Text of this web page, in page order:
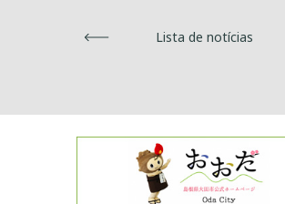
Lista de notícias